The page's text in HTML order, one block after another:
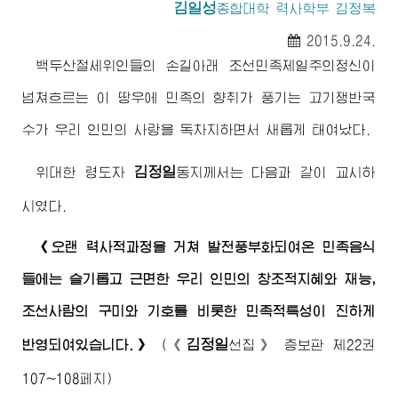
김일성종합대학 력사학부 김정복
2015.9.24.
백두산절세위인들의 손길아래 조선민족제일주의정신이
넘쳐흐르는 이 땅우에 민족의 향취가 풍기는 고기쟁반국
수가 우리 인민의 사랑을 독차지하면서 새롭게 태여났다.
위대한 령도자 김정일동지 께서는 다음과 같이 교시하
시였다.
《오랜 력사적과정을 거쳐 발전풍부화되여온 민족음식
들에는 슬기롭고 근면한 우리 인민의 창조적지혜와 재능,
조선사람의 구미와 기호를 비롯한 민족적특성이 진하게
반영되여있습니다.》 (《 김정일선집》 증보판 제22권
107~108페지)